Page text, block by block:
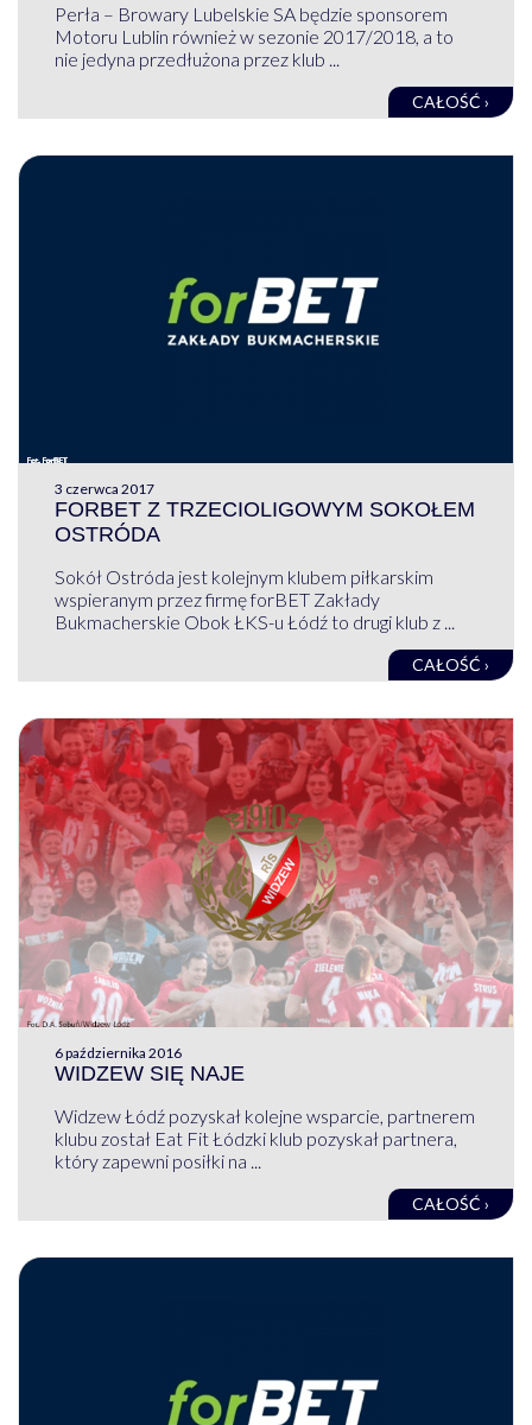
Perła – Browary Lubelskie SA będzie sponsorem
Motoru Lublin również w sezonie 2017/2018, a to
nie jedyna przedłużona przez klub ...
CAŁOŚĆ ›
3 czerwca 2017
FORBET Z TRZECIOLIGOWYM SOKOŁEM
OSTRÓDA
Sokół Ostróda jest kolejnym klubem piłkarskim
wspieranym przez firmę forBET Zakłady
Bukmacherskie Obok ŁKS-u Łódź to drugi klub z ...
CAŁOŚĆ ›
6 października 2016
WIDZEW SIĘ NAJE
Widzew Łódź pozyskał kolejne wsparcie, partnerem
klubu został Eat Fit Łódzki klub pozyskał partnera,
który zapewni posiłki na ...
CAŁOŚĆ ›